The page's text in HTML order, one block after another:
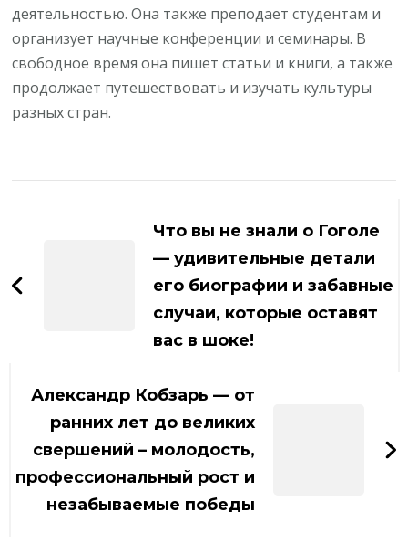
деятельностью. Она также преподает студентам и
организует научные конференции и семинары. В
свободное время она пишет статьи и книги, а также
продолжает путешествовать и изучать культуры
разных стран.
Что вы не знали о Гоголе
— удивительные детали
его биографии и забавные
случаи, которые оставят
вас в шоке!
Александр Кобзарь — от
ранних лет до великих
свершений – молодость,
профессиональный рост и
незабываемые победы